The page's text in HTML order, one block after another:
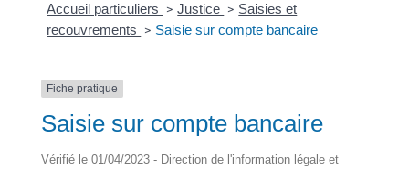
Accueil particuliers > Justice > Saisies et
recouvrements
> Saisie sur compte bancaire
Fiche pratique
Saisie sur compte bancaire
Vérifié le 01/04/2023 - Direction de l'information légale et